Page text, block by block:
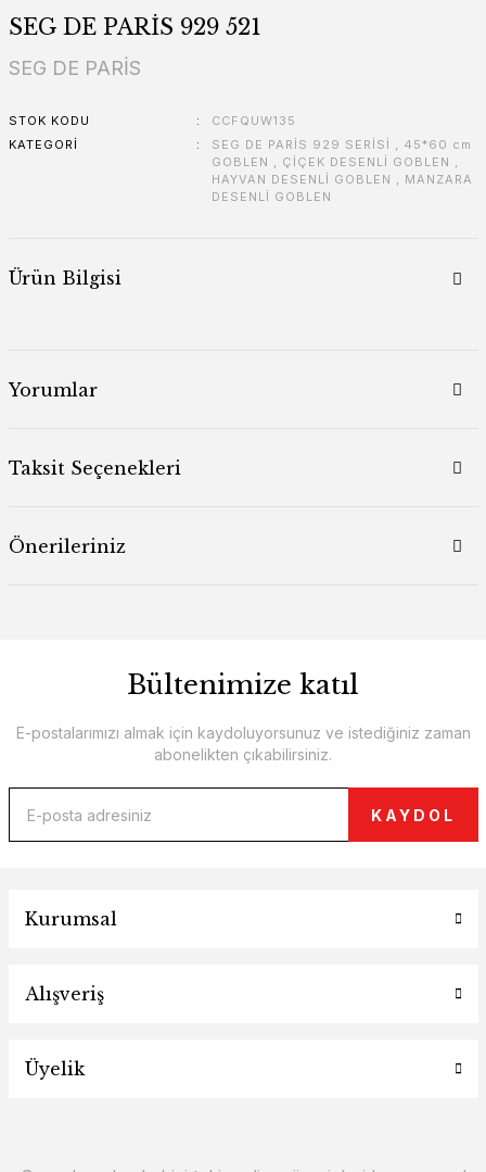
SEG DE PARİS 929 521
SEG DE PARİS
STOK KODU
CCFQUW135
KATEGORI
SEG DE PARİS 929 SERİSİ , 45*60 cm
GOBLEN , ÇİÇEK DESENLİ GOBLEN ,
HAYVAN DESENLİ GOBLEN , MANZARA
DESENLİ GOBLEN
Ürün Bilgisi
Yorumlar
Taksit Seçenekleri
Önerileriniz
Bültenimize katıl
E-postalarımızı almak için kaydoluyorsunuz ve istediğiniz zaman
abonelikten çıkabilirsiniz.
KAYDOL
Kurumsal
Alışveriş
Üyelik